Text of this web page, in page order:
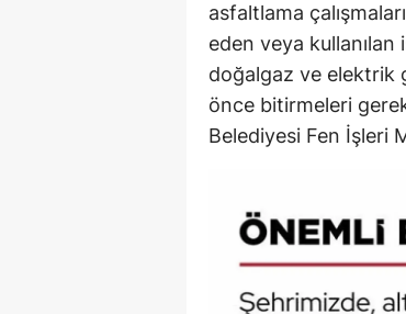
asfaltlama
eden veya
doğalgaz ve elektrik
önce bitirmeleri
Belediyesi Fen İşleri